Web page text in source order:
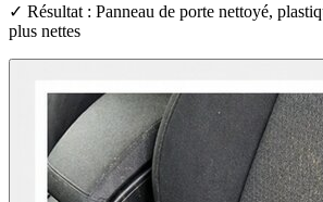
✓ Résultat : Panneau de porte nettoyé,
plus nettes